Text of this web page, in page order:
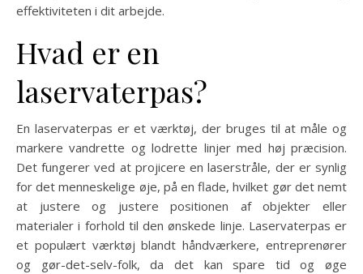
effektiviteten i dit arbejde.
Hvad er en
laservaterpas?
En laservaterpas er et værktøj, der bruges til at måle og
markere vandrette og lodrette linjer med høj præcision.
Det fungerer ved at projicere en laserstråle, der er synlig
for det menneskelige øje, på en flade, hvilket gør det nemt
at justere og justere positionen af objekter eller
materialer i forhold til den ønskede linje. Laservaterpas er
et populært værktøj blandt håndværkere, entreprenører
og gør-det-selv-folk, da det kan spare tid og øge